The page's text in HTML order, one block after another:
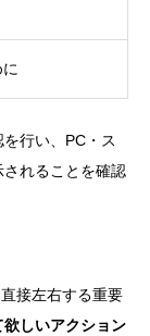
行い、PC・ス
れることを確認
接左右する重要
しいアクション